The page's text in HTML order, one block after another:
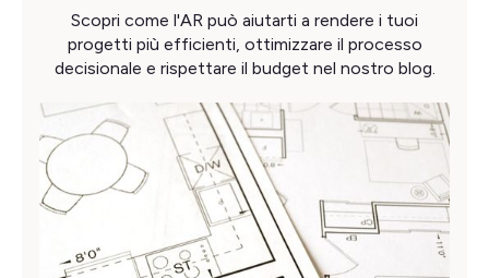
Scopri come l'AR può aiutarti a rendere i tuoi
progetti più efficienti, ottimizzare il processo
decisionale e rispettare il budget nel nostro blog.